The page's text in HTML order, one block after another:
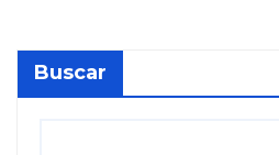
Buscar